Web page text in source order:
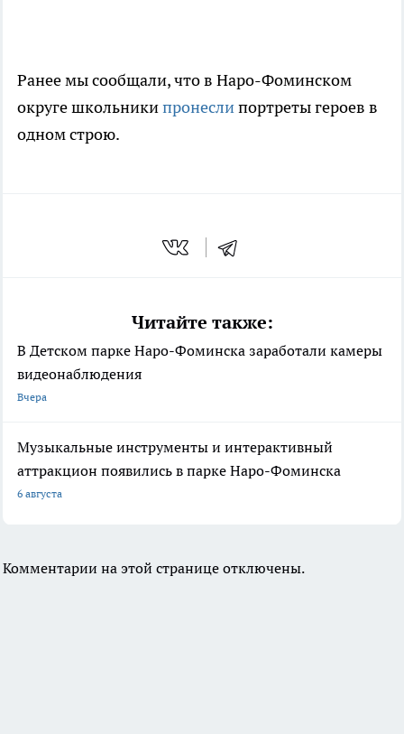
Ранее мы сообщали, что в Наро-Фоминском
округе школьникипронеслипортреты героев в
одном строю.
Читайте также:
В Детском парке Наро-Фоминска заработали камеры
видеонаблюдения
Вчера
Музыкальные инструменты и интерактивный
аттракцион появились в парке Наро-Фоминска
6 августа
Комментарии на этой странице отключены.